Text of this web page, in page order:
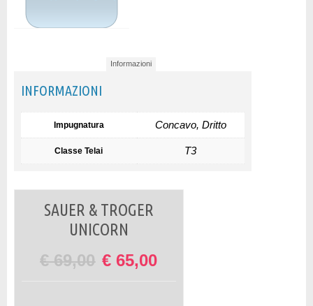
Informazioni
INFORMAZIONI
Impugnatura Concavo, Dritto
Classe Telai T3
SAUER & TROGER
UNICORN
€69,00 € 65,00